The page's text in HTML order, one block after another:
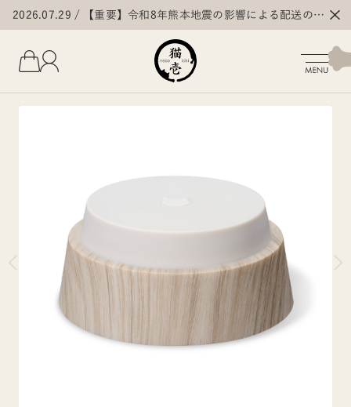
2026.07.29
【重要】令和8年熊本地震の影響による配送の遅
延・停止について